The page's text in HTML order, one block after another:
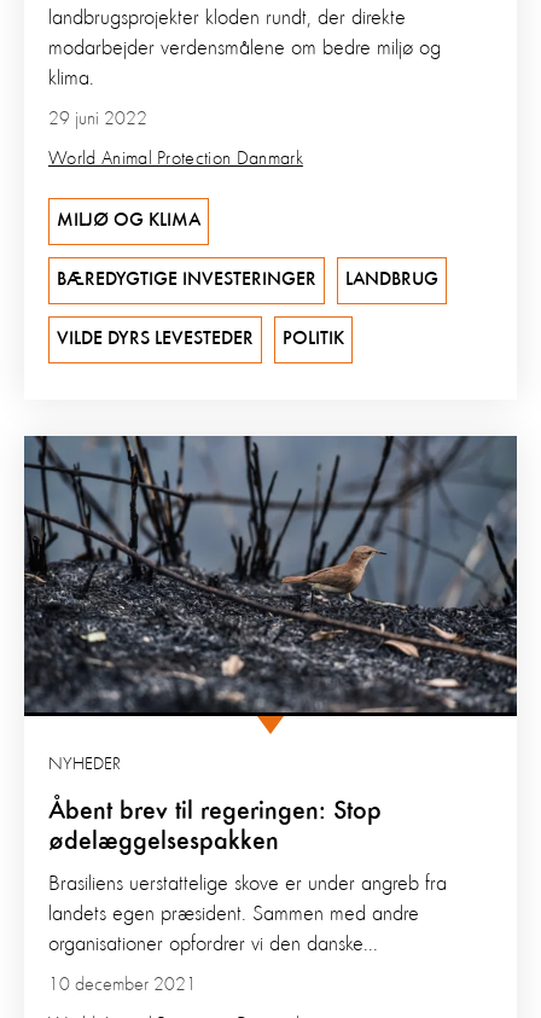
29 juni 2022
World Animal Protection Danmark
landbrugsprojekter kloden rundt, der direkte
modarbejder verdensmålene om bedre miljø og
klima.
MILJØ OG KLIMA
BÆREDYGTIGE INVESTERINGER LANDBRUG
VILDE DYRS LEVESTEDER POLITIK
Åbent brev til regeringen: Stop
ødelæggelsespakken
NYHEDER
10 december 2021
Brasiliens uerstattelige skove er under angreb fra
landets egen præsident. Sammen med andre
organisationer opfordrer vi den danske...